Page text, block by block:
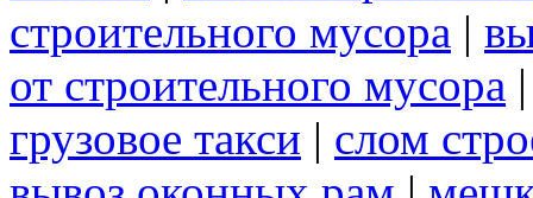
строительного мусора |
от строительного мусора
грузовое такси | слом